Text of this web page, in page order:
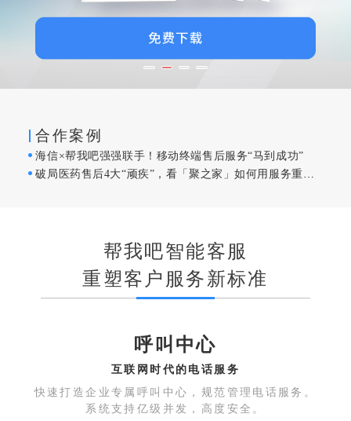
合作案例
海信×帮我吧强强联手！移动终端售后服务“马到成功”
破局医药售后4大“顽疾”，看「聚之家」如何用服务重塑医药健康生态
帮我吧智能客服
重塑客户服务新标准
呼叫中心
互联网时代的电话服务
快速打造企业专属呼叫中心，规范管理电话服务。
系统支持亿级并发，高度安全。